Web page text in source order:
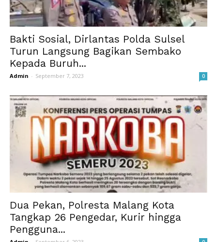
Bakti Sosial, Dirlantas Polda Sulsel
Turun Langsung Bagikan Sembako
Kepada Buruh...
Admin - September 7, 2023 0
Dua Pekan, Polresta Malang Kota
Tangkap 26 Pengedar, Kurir hingga
Pengguna...